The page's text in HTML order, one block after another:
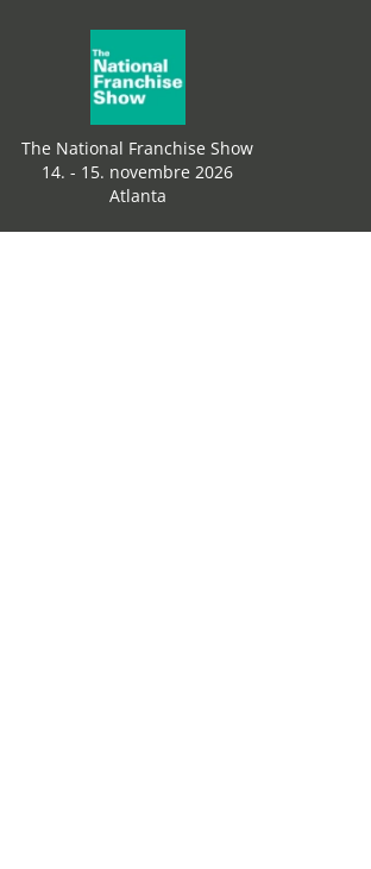
The National Franchise Show
14. - 15. novembre 2026
Atlanta